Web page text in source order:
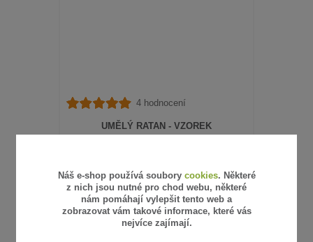
4 hodnocení
UMĚLÝ RATAN - VZOREK
ZVOLIT VARIANTU
Náš e-shop používá soubory cookies. Některé
z nich jsou nutné pro chod webu, některé
nám pomáhají vylepšit tento web a
zobrazovat vám takové informace, které vás
nejvíce zajímají.